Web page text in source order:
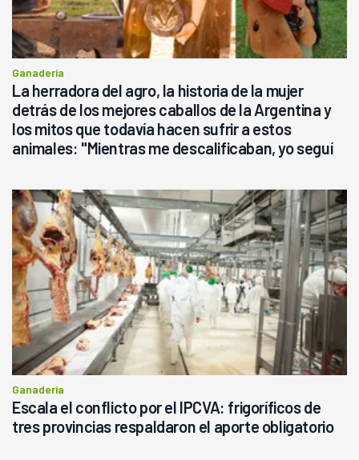
Ganadería
La herradora del agro, la historia de la mujer
detrás de los mejores caballos de la Argentina y
los mitos que todavía hacen sufrir a estos
animales: "Mientras me descalificaban, yo seguí
Ganadería
Escala el conflicto por el IPCVA: frigoríficos de
tres provincias respaldaron el aporte obligatorio